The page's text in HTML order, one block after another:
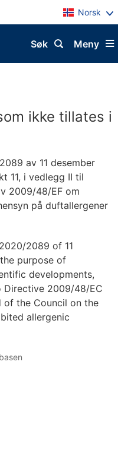
Norsk
Meny
Søk
ikke tillates i
av 11 desember
11, i vedlegg II til
2009/48/EF om
på duftallergener
2089 of 11
purpose of
developments,
Directive 2009/48/EC
of the Council on the
allergenic